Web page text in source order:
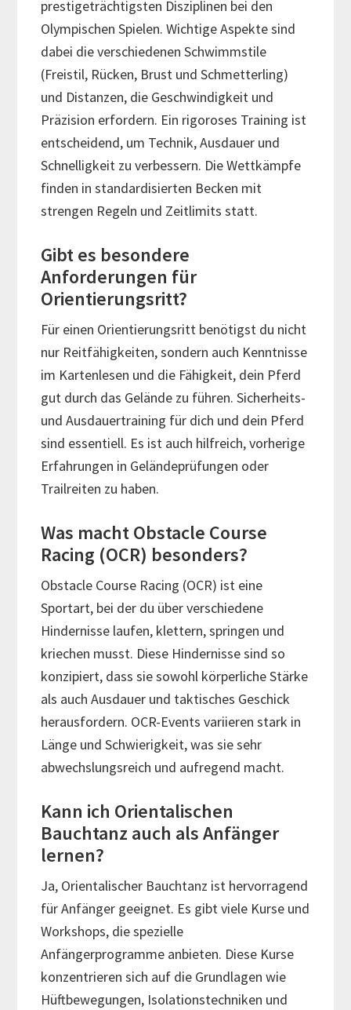
prestigeträchtigsten Disziplinen bei den
Olympischen Spielen. Wichtige Aspekte sind
dabei die verschiedenen Schwimmstile
(Freistil, Rücken, Brust und Schmetterling)
und Distanzen, die Geschwindigkeit und
Präzision erfordern. Ein rigoroses Training ist
entscheidend, um Technik, Ausdauer und
Schnelligkeit zu verbessern. Die Wettkämpfe
finden in standardisierten Becken mit
strengen Regeln und Zeitlimits statt.
Gibt es besondere
Anforderungen für
Orientierungsritt?
Für einen Orientierungsritt benötigst du nicht
nur Reitfähigkeiten, sondern auch Kenntnisse
im Kartenlesen und die Fähigkeit, dein Pferd
gut durch das Gelände zu führen. Sicherheits-
und Ausdauertraining für dich und dein Pferd
sind essentiell. Es ist auch hilfreich, vorherige
Erfahrungen in Geländeprüfungen oder
Trailreiten zu haben.
Was macht Obstacle Course
Racing (OCR) besonders?
Obstacle Course Racing (OCR) ist eine
Sportart, bei der du über verschiedene
Hindernisse laufen, klettern, springen und
kriechen musst. Diese Hindernisse sind so
konzipiert, dass sie sowohl körperliche Stärke
als auch Ausdauer und taktisches Geschick
herausfordern. OCR-Events variieren stark in
Länge und Schwierigkeit, was sie sehr
abwechslungsreich und aufregend macht.
Kann ich Orientalischen
Bauchtanz auch als Anfänger
lernen?
Ja, Orientalischer Bauchtanz ist hervorragend
für Anfänger geeignet. Es gibt viele Kurse und
Workshops, die spezielle
Anfängerprogramme anbieten. Diese Kurse
konzentrieren sich auf die Grundlagen wie
Hüftbewegungen, Isolationstechniken und